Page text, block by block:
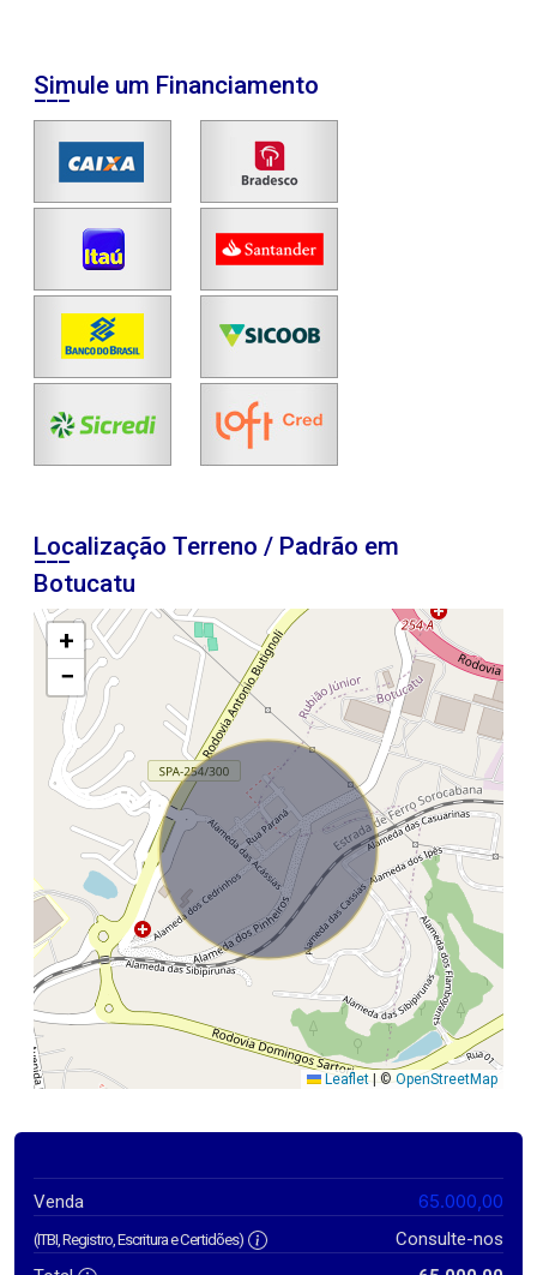
Simule um Financiamento
Localização Terreno / Padrão em
Botucatu
+
−
Leaflet |© OpenStreetMap
Venda 65.000,00
(ITBI, Registro, Escritura e Certidões)
Consulte-nos